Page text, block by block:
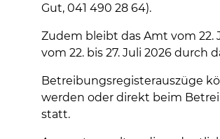
Gut, 041 490 28 64).
Zudem bleibt das Amt vom 22.
vom 22. bis 27. Juli 2026 durch
Betreibungsregisterauszüge
werden oder direkt beim
statt.